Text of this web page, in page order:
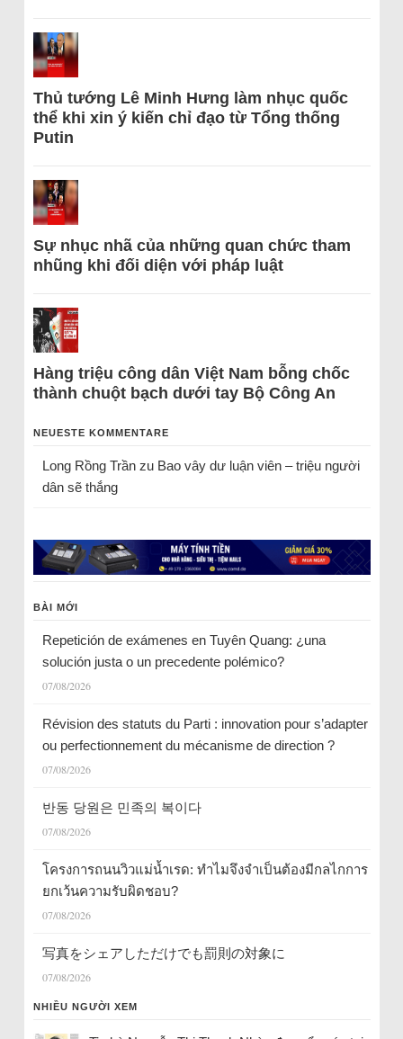
Thủ tướng Lê Minh Hưng làm nhục quốc
thể khi xin ý kiến chỉ đạo từ Tổng thống
Putin
Sự nhục nhã của những quan chức tham
nhũng khi đối diện với pháp luật
Hàng triệu công dân Việt Nam bỗng chốc
thành chuột bạch dưới tay Bộ Công An
NEUESTE KOMMENTARE
Long Rồng Trầnzu Bao vây dư luận viên – triệu người
dân sẽ thắng
BÀI MỚI
Repetición de exámenes en Tuyên Quang: ¿una
solución justa o un precedente polémico?
07/08/2026
Révision des statuts du Parti : innovation pour s’adapter
ou perfectionnement du mécanisme de direction ?
07/08/2026
반동 당원은 민족의 복이다
07/08/2026
โครงการถนนวิวแม่น้ำเรด: ทำไมจึงจำเป็นต้องมีกลไกการ
ยกเว้นความรับผิดชอบ?
07/08/2026
写真をシェアしただけでも罰則の対象に
07/08/2026
NHIỀU NGƯỜI XEM